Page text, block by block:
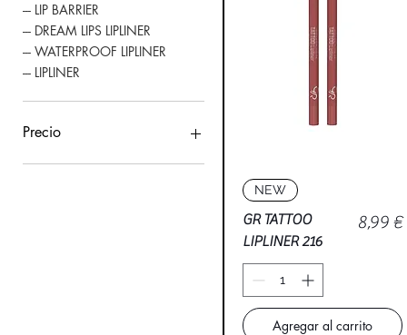
--- LIP BARRIER
--- DREAM LIPS LIPLINER
--- WATERPROOF LIPLINER
--- LIPLINER
Precio
Vista rápida
NEW
GR TATTOO
LIPLINER 216
Precio
8,99 €
Agregar al carrito